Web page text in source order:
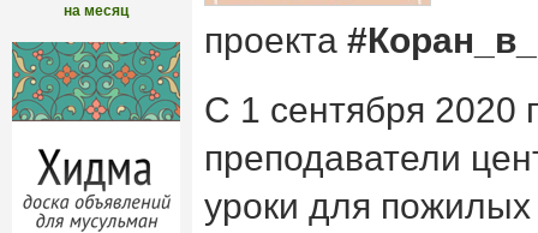
на месяц
проекта
С 1 сентября 2020
преподаватели
уроки для